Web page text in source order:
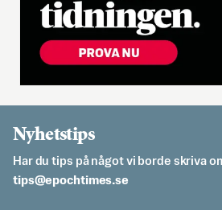
Nyhetstips
Har du tips på något vi borde skriva
es.semithcope@spit